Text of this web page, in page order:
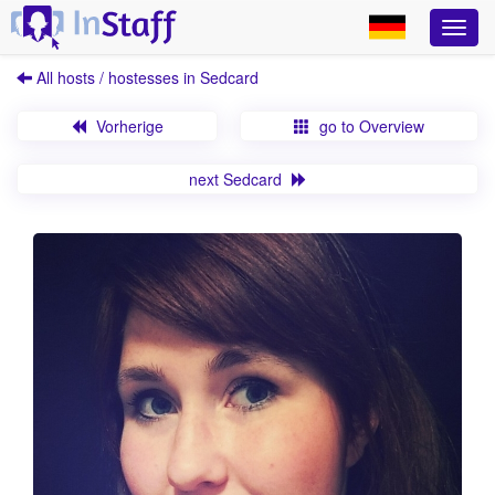
All hosts / hostesses in Sedcard
Vorherige go to Overview
next Sedcard